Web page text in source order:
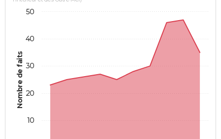
Nombre de faits
10
20
30
40
50